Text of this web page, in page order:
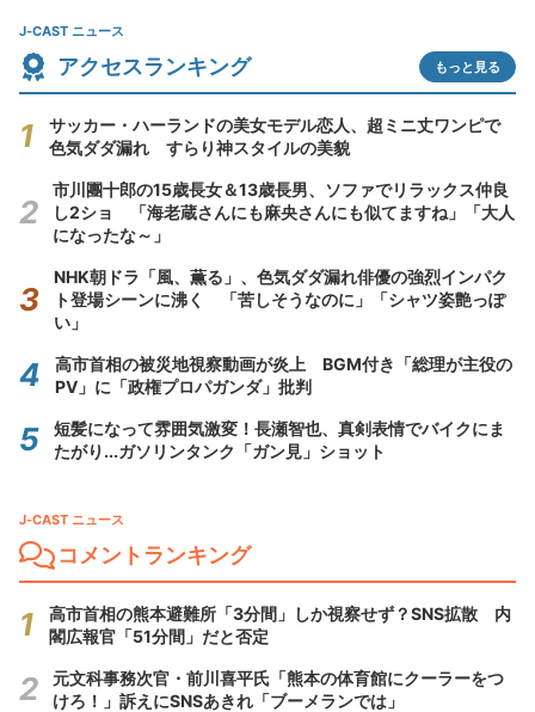
J-CAST ニュース
アクセスランキング もっと見る
サッカー・ハーランドの美女モデル恋人、超ミニ丈ワンピで
色気ダダ漏れ すらり神スタイルの美貌
市川團十郎の15歳長女＆13歳長男、ソファでリラックス仲良
し2ショ 「海老蔵さんにも麻央さんにも似てますね」「大人
になったな～」
NHK朝ドラ「風、薫る」、色気ダダ漏れ俳優の強烈インパク
ト登場シーンに沸く 「苦しそうなのに」「シャツ姿艶っぽ
い」
高市首相の被災地視察動画が炎上 BGM付き「総理が主役の
PV」に「政権プロパガンダ」批判
短髪になって雰囲気激変！長瀬智也、真剣表情でバイクにま
たがり...ガソリンタンク「ガン見」ショット
J-CAST ニュース
コメントランキング
高市首相の熊本避難所「3分間」しか視察せず？SNS拡散 内
閣広報官「51分間」だと否定
元文科事務次官・前川喜平氏「熊本の体育館にクーラーをつ
けろ！」訴えにSNSあきれ「ブーメランでは」